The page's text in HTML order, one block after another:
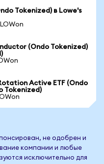
Tokenized) в Lowe's
(Ondo Tokenized)
Active ETF (Ondo
Tokenized)
не одобрен и
компании и любые
исключительно для